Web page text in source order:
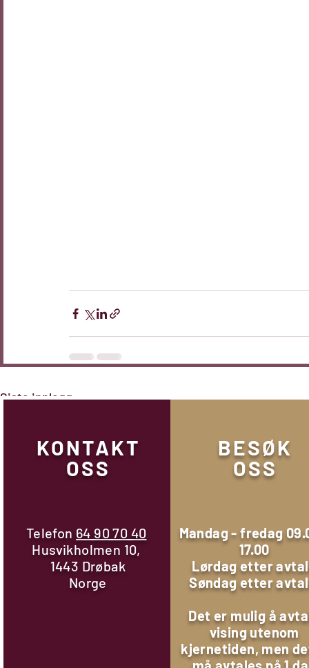
Siste innlegg
KONTAKT
OSS
Telefon 64 90 70 40
Husvikholmen 10,
1443 Drøbak
Norge
BESØK
OSS
Mandag - fredag
17.00
Lørdag etter
Søndag etter
Det er mulig å
vising utenom
kjernetiden, men